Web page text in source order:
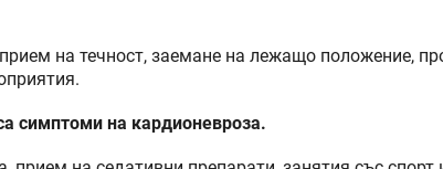
на течност, заемане на лежащо положение,
симптоми на кардионевроза.